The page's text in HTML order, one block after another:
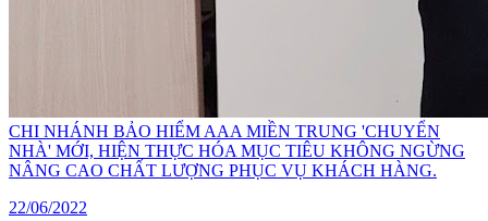
CHI NHÁNH BẢO HIỂM AAA MIỀN TRUNG 'CHUYỂN
NHÀ' MỚI, HIỆN THỰC HÓA MỤC TIÊU KHÔNG NGỪNG
NÂNG CAO CHẤT LƯỢNG PHỤC VỤ KHÁCH HÀNG.
22/06/2022